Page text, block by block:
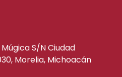
S/N Ciudad
Morelia, Michoacán